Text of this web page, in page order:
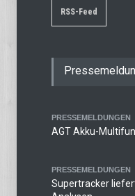
RSS-Feed
PRESSEMELDUNGEN
AGT Akku-
PRESSEMELDUNGEN
Supertracker